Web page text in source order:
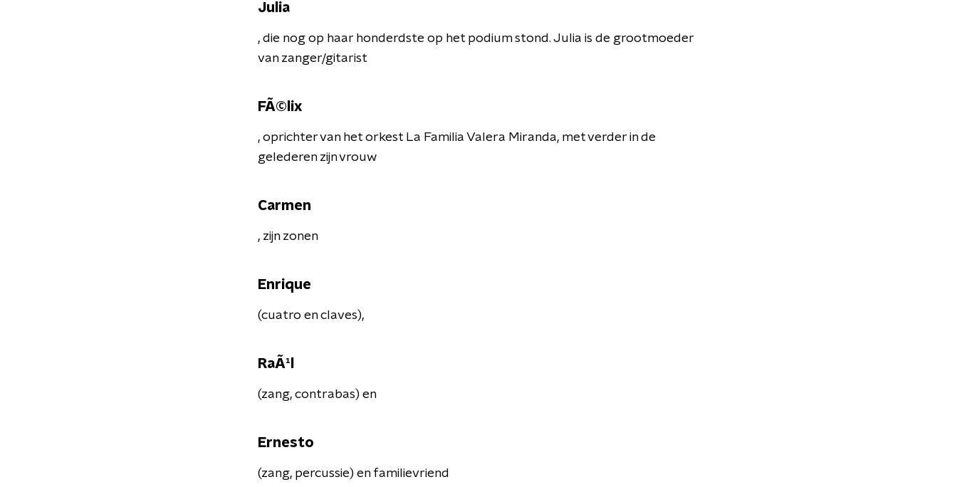
Julia
, die nog op haar honderdste op het podium stond. Julia is de grootmoeder
van zanger/gitarist
FÃ©lix
, oprichter van het orkest La Familia Valera Miranda, met verder in de
gelederen zijn vrouw
Carmen
, zijn zonen
Enrique
(cuatro en claves),
RaÃ¹l
(zang, contrabas) en
Ernesto
(zang, percussie) en familievriend